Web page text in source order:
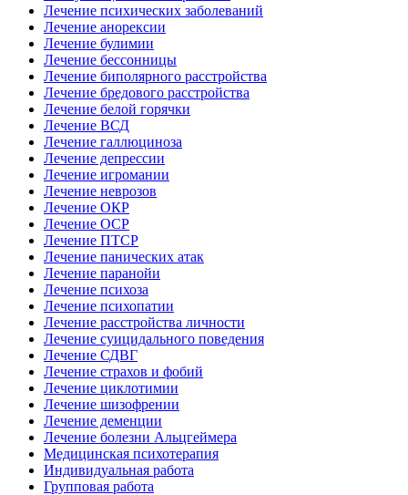
Лечение психических заболеваний
Лечение анорексии
Лечение булимии
Лечение бессонницы
Лечение биполярного расстройства
Лечение бредового расстройства
Лечение белой горячки
Лечение ВСД
Лечение галлюциноза
Лечение депрессии
Лечение игромании
Лечение неврозов
Лечение ОКР
Лечение ОСР
Лечение ПТСР
Лечение панических атак
Лечение паранойи
Лечение психоза
Лечение психопатии
Лечение расстройства личности
Лечение суицидального поведения
Лечение СДВГ
Лечение страхов и фобий
Лечение циклотимии
Лечение шизофрении
Лечение деменции
Лечение болезни Альцгеймера
Медицинская психотерапия
Индивидуальная работа
Групповая работа